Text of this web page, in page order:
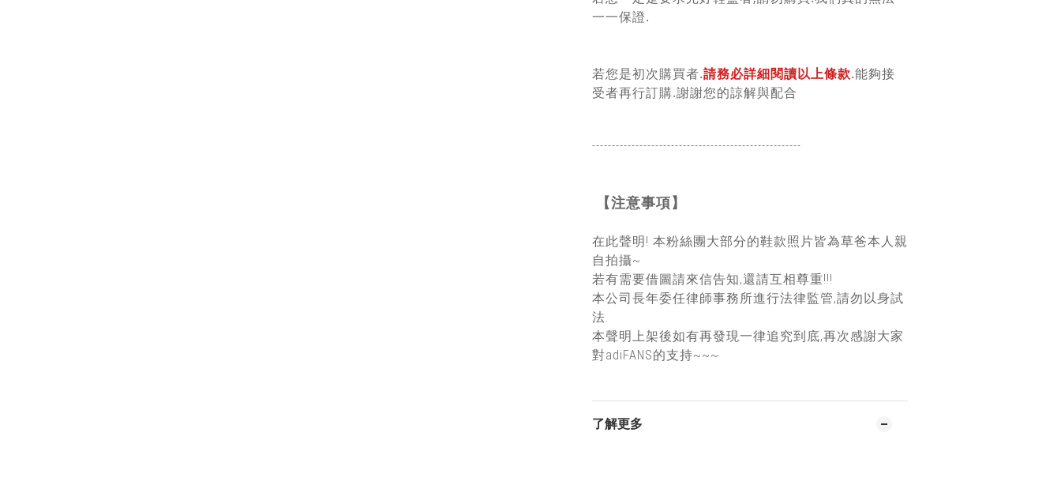
一一保證.
若您是初次購買者.請務必詳細閱讀以上條款.能夠接
受者再行訂購.謝謝您的諒解與配合
-----------------------------------------------------
【注意事項】
在此聲明! 本粉絲團大部分的鞋款照片皆為草爸本人親
自拍攝~
若有需要借圖請來信告知,還請互相尊重!!!
本公司長年委任律師事務所進行法律監管,請勿以身試
法.
本聲明上架後如有再發現一律追究到底,再次感謝大家
對adiFANS的支持~~~
了解更多